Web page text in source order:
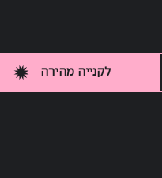
לקנייה מהירה